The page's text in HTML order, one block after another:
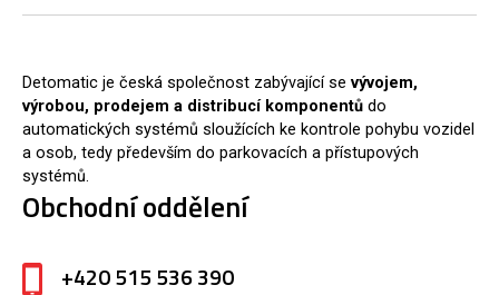
Detomatic je česká společnost zabývající se vývojem,
výrobou, prodejem a distribucí komponentů do
automatických systémů sloužících ke kontrole pohybu vozidel
a osob, tedy především do parkovacích a přístupových
systémů.
Obchodní oddělení
+420 515 536 390